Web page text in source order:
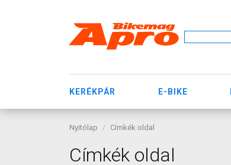
KERÉKPÁR E-BIKE
Nyitólap Címkék oldal
Címkék oldal